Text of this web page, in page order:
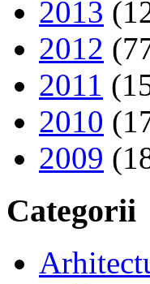
2013
2012
2011
2010
2009
Categorii